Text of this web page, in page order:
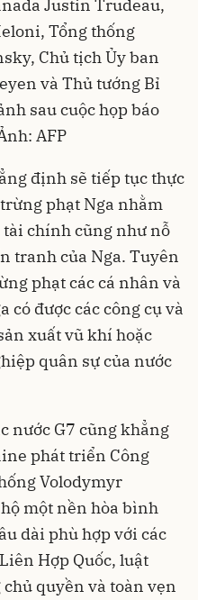
Justin Trudeau,
Tổng thống
Chủ tịch Ủy ban
và Thủ tướng Bỉ
sau cuộc họp báo
AFP
định sẽ tiếp tục thực
phạt Nga nhằm
chính cũng như nỗ
tranh của Nga. Tuyên
phạt các cá nhân và
có được các công cụ và
xuất vũ khí hoặc
quân sự của nước
nước G7 cũng khẳng
phát triển Công
Volodymyr
một nền hòa bình
dài phù hợp với các
Hợp Quốc, luật
quyền và toàn vẹn